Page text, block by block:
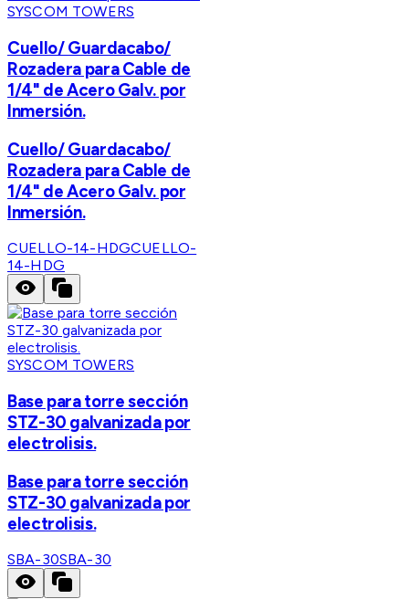
SYSCOM TOWERS
Cuello/ Guardacabo/
Rozadera para Cable de
1/4" de Acero Galv. por
Inmersión.
Cuello/ Guardacabo/
Rozadera para Cable de
1/4" de Acero Galv. por
Inmersión.
CUELLO-14-HDGCUELLO-
14-HDG
SYSCOM TOWERS
Base para torre sección
STZ-30 galvanizada por
electrolisis.
Base para torre sección
STZ-30 galvanizada por
electrolisis.
SBA-30SBA-30